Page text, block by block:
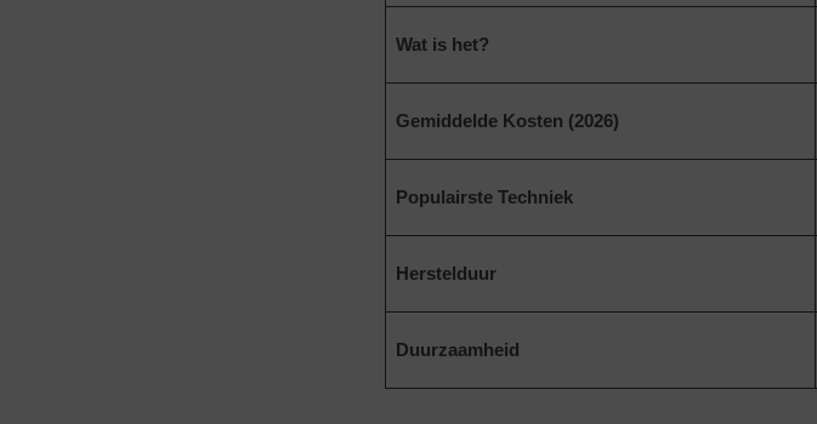
Wat is het?
Gemiddelde Kosten (2026)
Populairste Techniek
Herstelduur
Duurzaamheid